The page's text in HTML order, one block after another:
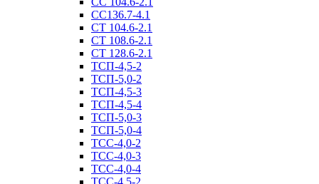
СС136.7-4.1
СТ 104.6-2.1
СТ 108.6-2.1
СТ 128.6-2.1
ТСП-4,5-2
ТСП-5,0-2
ТСП-4,5-3
ТСП-4,5-4
ТСП-5,0-3
ТСП-5,0-4
ТСС-4,0-2
ТСС-4,0-3
ТСС-4,0-4
ТСС-4,5-2